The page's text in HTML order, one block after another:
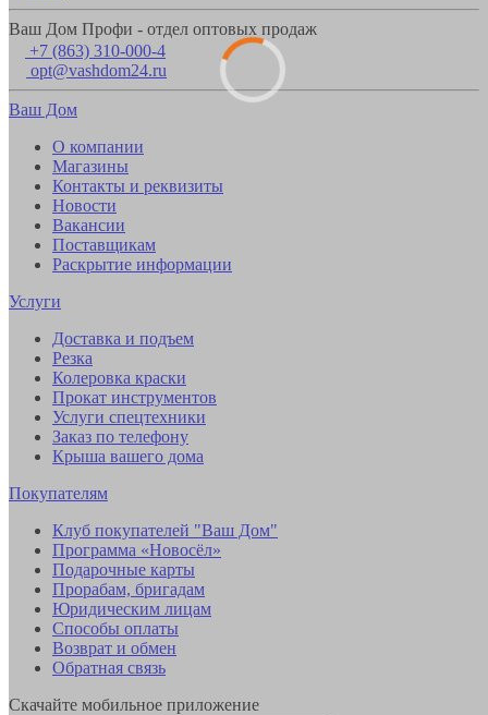
Ваш Дом Профи - отдел оптовых продаж
+7 (863) 310-000-4
opt@vashdom24.ru
Ваш Дом
О компании
Магазины
Контакты и реквизиты
Новости
Вакансии
Поставщикам
Раскрытие информации
Услуги
Доставка и подъем
Резка
Колеровка краски
Прокат инструментов
Услуги спецтехники
Заказ по телефону
Крыша вашего дома
Покупателям
Клуб покупателей "Ваш Дом"
Программа «Новосёл»
Подарочные карты
Прорабам, бригадам
Юридическим лицам
Способы оплаты
Возврат и обмен
Обратная связь
Скачайте мобильное приложение